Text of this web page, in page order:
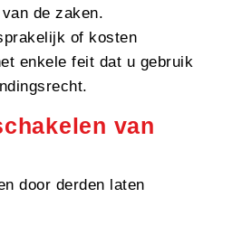
de zaken.
of kosten
enkele feit dat u gebruik
van
door derden laten